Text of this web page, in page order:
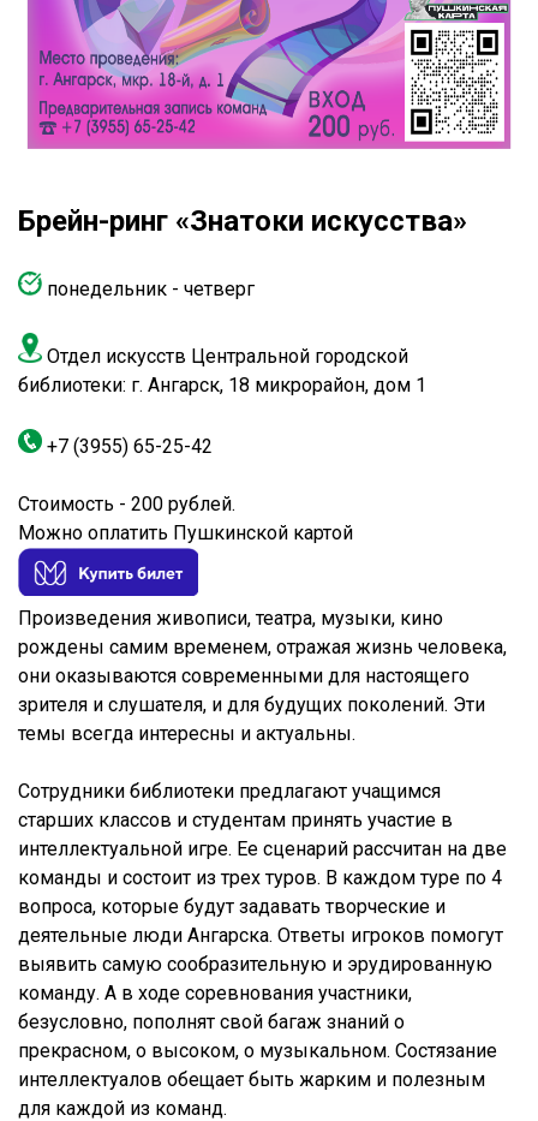
Брейн-ринг «Знатоки искусства»
понедельник - четверг
Отдел искусств Центральной городской
библиотеки: г. Ангарск, 18 микрорайон, дом 1
+7 (3955) 65-25-42
Стоимость - 200 рублей.
Можно оплатить Пушкинской картой
Произведения живописи, театра, музыки, кино
рождены самим временем, отражая жизнь человека,
они оказываются современными для настоящего
зрителя и слушателя, и для будущих поколений. Эти
темы всегда интересны и актуальны.
Сотрудники библиотеки предлагают учащимся
старших классов и студентам принять участие в
интеллектуальной игре. Ее сценарий рассчитан на две
команды и состоит из трех туров. В каждом туре по 4
вопроса, которые будут задавать творческие и
деятельные люди Ангарска. Ответы игроков помогут
выявить самую сообразительную и эрудированную
команду. А в ходе соревнования участники,
безусловно, пополнят свой багаж знаний о
прекрасном, о высоком, о музыкальном. Состязание
интеллектуалов обещает быть жарким и полезным
для каждой из команд.